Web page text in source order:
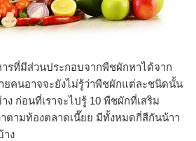
ารที่มีส่วนประกอบจากพืชผักหาได้จาก
คนอาจจะยังไม่รู้ว่าพืชผักแต่ละชนิดนั้น
ก่อนที่เราจะไปรู้ 10 พืชผักที่เสริม
ตามท้องตลาดเนี๊ยย มีทั้งหมดกี่สีกันน้าา
าง